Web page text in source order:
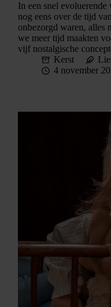
In een snel
nog eens over de tijd
onbezorgd waren, alles
we meer tijd maakten
vijf nostalgische
Kerst
4 november